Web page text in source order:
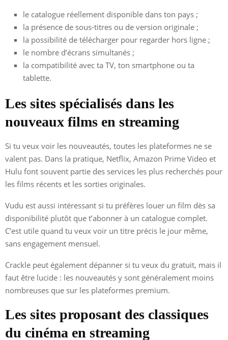
le catalogue réellement disponible dans ton pays ;
la présence de sous-titres ou de version originale ;
la possibilité de télécharger pour regarder hors ligne ;
le nombre d’écrans simultanés ;
la compatibilité avec ta TV, ton smartphone ou ta
tablette.
Les sites spécialisés dans les
nouveaux films en streaming
Si tu veux voir les nouveautés, toutes les plateformes ne se
valent pas. Dans la pratique, Netflix, Amazon Prime Video et
Hulu font souvent partie des services les plus recherchés pour
les films récents et les sorties originales.
Vudu est aussi intéressant si tu préfères louer un film dès sa
disponibilité plutôt que t’abonner à un catalogue complet.
C’est utile quand tu veux voir un titre précis le jour même,
sans engagement mensuel.
Crackle peut également dépanner si tu veux du gratuit, mais il
faut être lucide : les nouveautés y sont généralement moins
nombreuses que sur les plateformes premium.
Les sites proposant des classiques
du cinéma en streaming